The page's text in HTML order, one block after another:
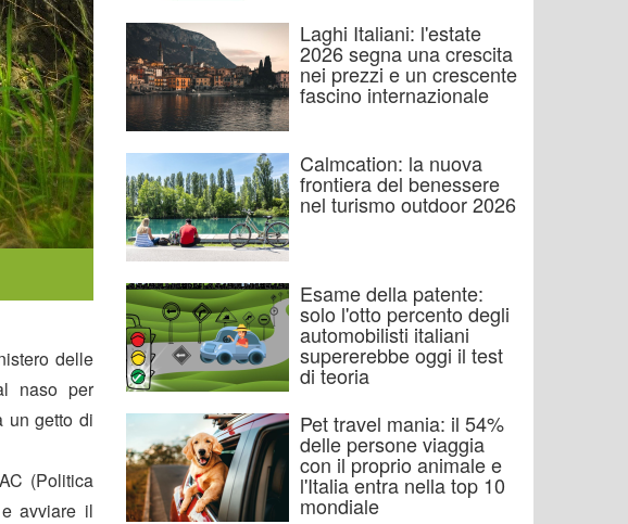
delle
naso per
un getto di
(Politica
e avviare il
Laghi Italiani: l'estate
2026 segna una crescita
nei prezzi e un crescente
fascino internazionale
Calmcation: la nuova
frontiera del benessere
nel turismo outdoor 2026
Esame della patente:
solo l'otto percento degli
automobilisti italiani
supererebbe oggi il test
di teoria
Pet travel mania: il 54%
delle persone viaggia
con il proprio animale e
l'Italia entra nella top 10
mondiale